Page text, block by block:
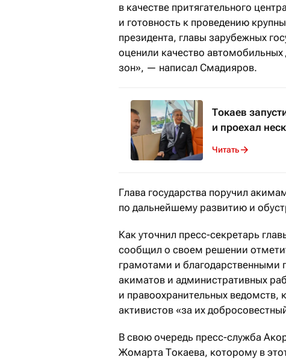
в качестве притягательного
и готовность к проведению
президента, главы зарубежных
оценили качество
зон», — написал Смадияров.
Токаев
и проехал
Читать
Глава государства поручил
по дальнейшему развитию и
Как уточнил пресс-секретарь
сообщил о своем решении
грамотами и благодарственными
акиматов и административных
и правоохранительных ведомств,
активистов «за их
В свою очередь пресс-служба
Жомарта Токаева, которому в